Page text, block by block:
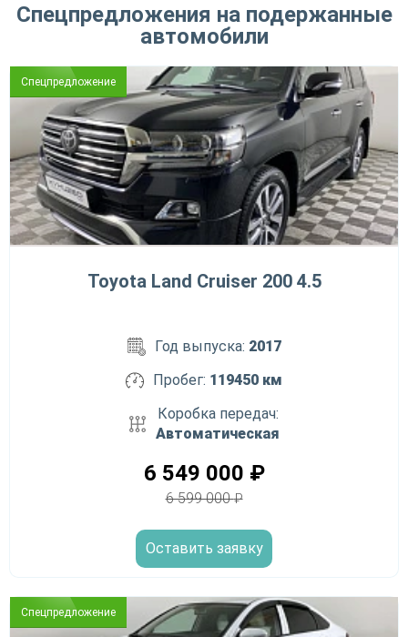
Спецпредложения на подержанные
автомобили
Спецпредложение
Toyota Land Cruiser 200 4.5
Год выпуска: 2017
Пробег: 119450 км
Коробка передач:
Автоматическая
6 549 000 ₽
6 599 000₽
Оставить заявку
Спецпредложение